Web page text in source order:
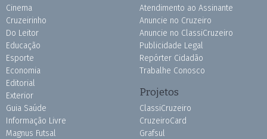
Cinema
Cruzeirinho
Do Leitor
Educação
Esporte
Economia
Editorial
Exterior
Guia Saúde
Informação Livre
Magnus Futsal
Atendimento ao Assinante
Anuncie no Cruzeiro
Anuncie no ClassiCruzeiro
Publicidade Legal
Repórter Cidadão
Trabalhe Conosco
Projetos
ClassiCruzeiro
CruzeiroCard
Grafsul